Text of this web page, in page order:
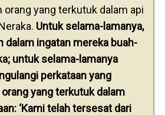
orang yang terkutuk dalam api
Untuk selama-lamanya,
dalam ingatan mereka buah-
untuk selama-lamanya
perkataan yang
yang terkutuk dalam
‘Kami telah tersesat dari